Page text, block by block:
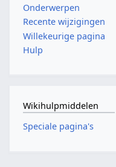
Onderwerpen
Recente wijzigingen
Willekeurige pagina
Hulp
Wikihulpmiddelen
Speciale pagina's